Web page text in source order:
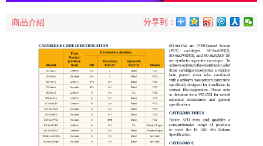
商品介紹 分享到：